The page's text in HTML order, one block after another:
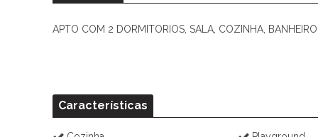
APTO COM 2 DORMITORIOS, SALA, COZINHA,
Características